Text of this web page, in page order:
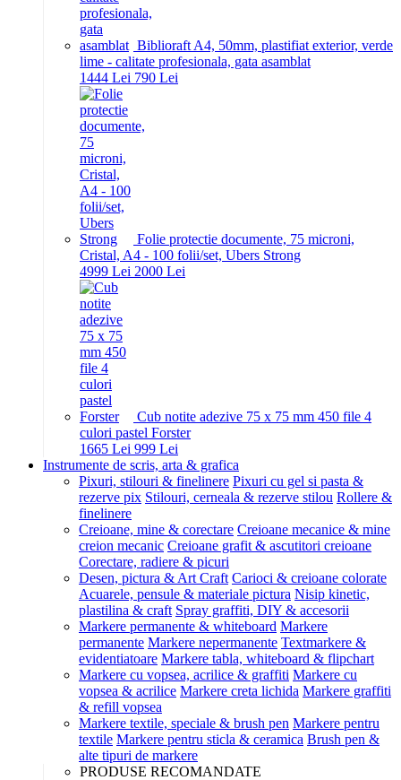
Biblioraft A4, 50mm, plastifiat exterior, verde
lime - calitate profesionala, gata asamblat
1444 Lei 790 Lei
Folie protectie documente, 75 microni,
Cristal, A4 - 100 folii/set, Ubers Strong
4999 Lei 2000 Lei
Cub notite adezive 75 x 75 mm 450 file 4
culori pastel Forster
1665 Lei 999 Lei
Instrumente de scris, arta & grafica
Pixuri, stilouri & finelinere Pixuri cu gel si pasta &
rezerve pix Stilouri, cerneala & rezerve stilou Rollere &
finelinere
Creioane, mine & corectare Creioane mecanice & mine
creion mecanic Creioane grafit & ascutitori creioane
Corectare, radiere & picuri
Desen, pictura & Art Craft Carioci & creioane colorate
Acuarele, pensule & materiale pictura Nisip kinetic,
plastilina & craft Spray graffiti, DIY & accesorii
Markere permanente & whiteboard Markere
permanente Markere nepermanente Textmarkere &
evidentiatoare Markere tabla, whiteboard & flipchart
Markere cu vopsea, acrilice & graffiti Markere cu
vopsea & acrilice Markere creta lichida Markere graffiti
& refill vopsea
Markere textile, speciale & brush pen Markere pentru
textile Markere pentru sticla & ceramica Brush pen &
alte tipuri de markere
PRODUSE RECOMANDATE